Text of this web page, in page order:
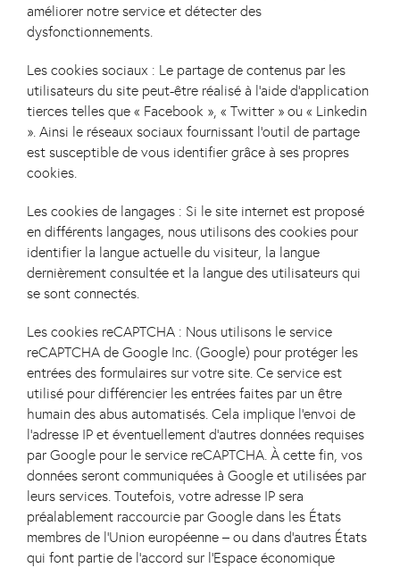
améliorer notre service et détecter des
dysfonctionnements.
Les cookies sociaux : Le partage de contenus par les
utilisateurs du site peut-être réalisé à l’aide d’application
tierces telles que « Facebook », « Twitter » ou « Linkedin
». Ainsi le réseaux sociaux fournissant l’outil de partage
est susceptible de vous identifier grâce à ses propres
cookies.
Les cookies de langages : Si le site internet est proposé
en différents langages, nous utilisons des cookies pour
identifier la langue actuelle du visiteur, la langue
dernièrement consultée et la langue des utilisateurs qui
se sont connectés.
Les cookies reCAPTCHA : Nous utilisons le service
reCAPTCHA de Google Inc. (Google) pour protéger les
entrées des formulaires sur votre site. Ce service est
utilisé pour différencier les entrées faites par un être
humain des abus automatisés. Cela implique l’envoi de
l’adresse IP et éventuellement d’autres données requises
par Google pour le service reCAPTCHA. À cette fin, vos
données seront communiquées à Google et utilisées par
leurs services. Toutefois, votre adresse IP sera
préalablement raccourcie par Google dans les États
membres de l’Union européenne – ou dans d’autres États
qui font partie de l’accord sur l’Espace économique